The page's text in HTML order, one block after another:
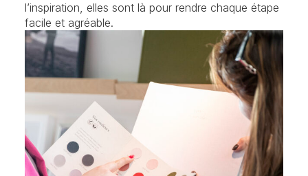
l’inspiration, elles sont là pour rendre chaque étape
facile et agréable.